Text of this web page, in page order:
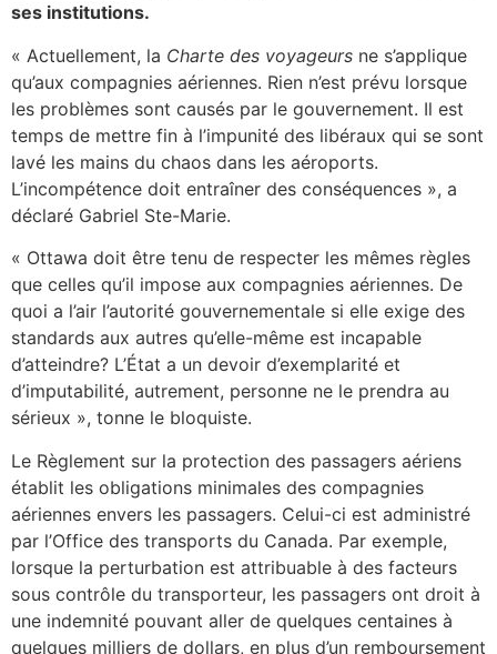
ses institutions.
« Actuellement, la Charte des voyageurs ne s’applique
qu’aux compagnies aériennes. Rien n’est prévu lorsque
les problèmes sont causés par le gouvernement. Il est
temps de mettre fin à l’impunité des libéraux qui se sont
lavé les mains du chaos dans les aéroports.
L’incompétence doit entraîner des conséquences », a
déclaré Gabriel Ste-Marie.
« Ottawa doit être tenu de respecter les mêmes règles
que celles qu’il impose aux compagnies aériennes. De
quoi a l’air l’autorité gouvernementale si elle exige des
standards aux autres qu’elle-même est incapable
d’atteindre? L’État a un devoir d’exemplarité et
d’imputabilité, autrement, personne ne le prendra au
sérieux », tonne le bloquiste.
Le Règlement sur la protection des passagers aériens
établit les obligations minimales des compagnies
aériennes envers les passagers. Celui-ci est administré
par l’Office des transports du Canada. Par exemple,
lorsque la perturbation est attribuable à des facteurs
sous contrôle du transporteur, les passagers ont droit à
une indemnité pouvant aller de quelques centaines à
quelques milliers de dollars, en plus d’un remboursement